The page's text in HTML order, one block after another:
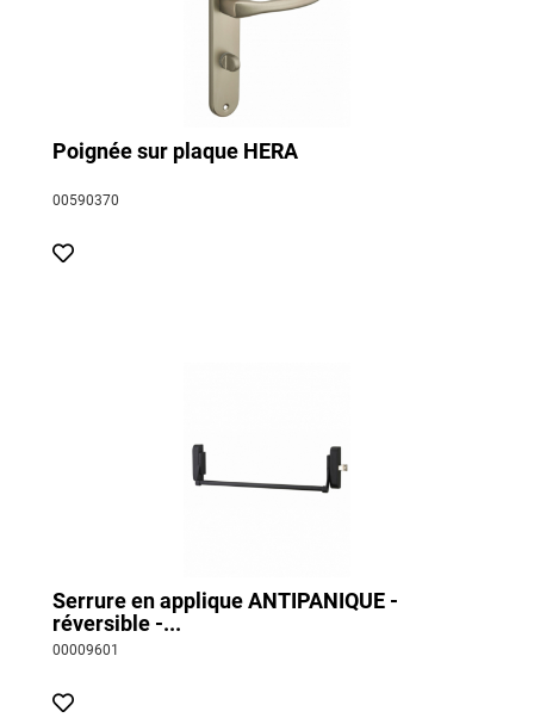
Poignée sur plaque HERA
00590370
Serrure en applique ANTIPANIQUE -
réversible -...
00009601